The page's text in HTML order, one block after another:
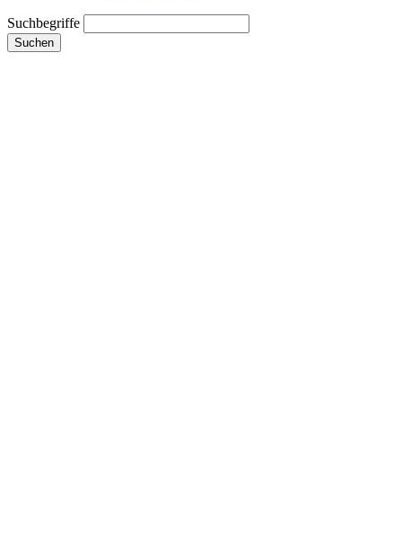
Suchbegriffe
Suchen